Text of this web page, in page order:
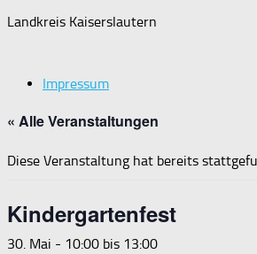
Landkreis Kaiserslautern
Impressum
« Alle Veranstaltungen
Diese Veranstaltung hat bereits
Kindergartenfest
30. Mai - 10:00 bis 13:00